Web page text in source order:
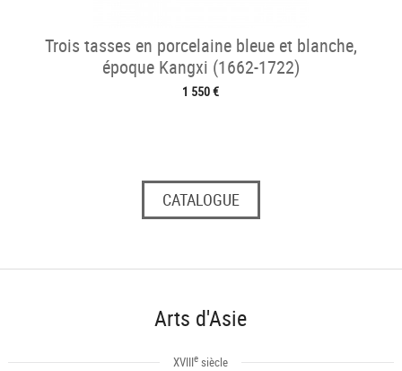
Trois tasses en porcelaine bleue et blanche,
époque Kangxi (1662-1722)
1 550 €
CATALOGUE
Arts d'Asie
XVIIIe siècle